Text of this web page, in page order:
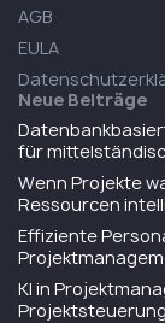
AGB
EULA
Neue Beiträge
für
Wenn Projekte
Ressourcen
Effiziente
KI in
Projektsteuerung